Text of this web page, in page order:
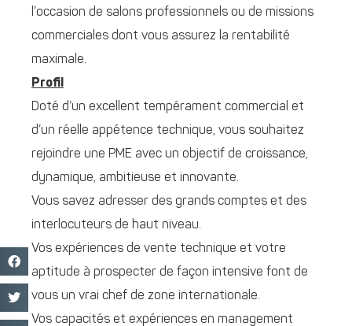
l’occasion de salons professionnels ou de missions
commerciales dont vous assurez la rentabilité
maximale.
Profil
Doté d’un excellent tempérament commercial et
d’un réelle appétence technique, vous souhaitez
rejoindre une PME avec un objectif de croissance,
dynamique, ambitieuse et innovante.
Vous savez adresser des grands comptes et des
interlocuteurs de haut niveau.
Vos expériences de vente technique et votre
aptitude à prospecter de façon intensive font de
vous un vrai chef de zone internationale.
Vos capacités et expériences en management